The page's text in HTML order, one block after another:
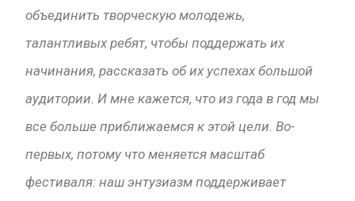
объединить творческую молодежь,
талантливых ребят, чтобы поддержать их
начинания, рассказать об их успехах большой
аудитории. И мне кажется, что из года в год мы
все больше приближаемся к этой цели. Во-
первых, потому что меняется масштаб
фестиваля: наш энтузиазм поддерживает